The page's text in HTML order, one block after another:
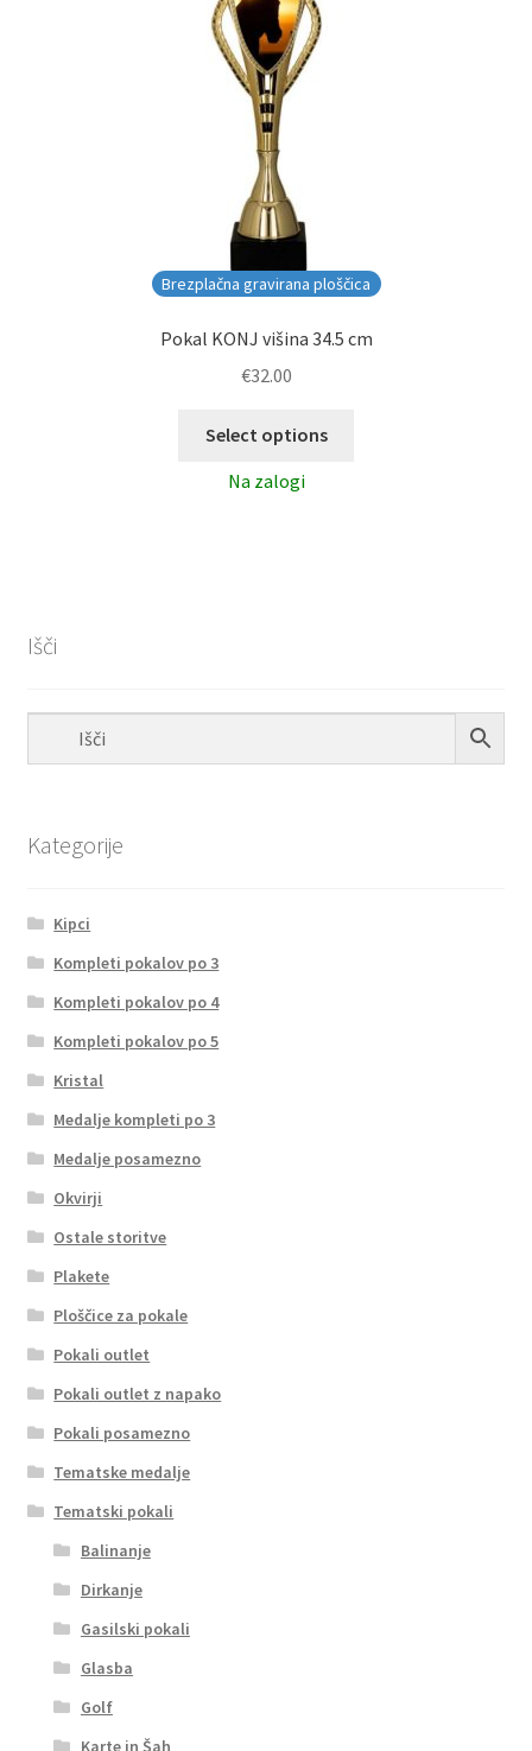
Brezplačna gravirana ploščica
Pokal KONJ višina 34.5 cm
€32.00
Select options
Na zalogi
Išči
Kategorije
Kipci
Kompleti pokalov po 3
Kompleti pokalov po 4
Kompleti pokalov po 5
Kristal
Medalje kompleti po 3
Medalje posamezno
Okvirji
Ostale storitve
Plakete
Ploščice za pokale
Pokali outlet
Pokali outlet z napako
Pokali posamezno
Tematske medalje
Tematski pokali
Balinanje
Dirkanje
Gasilski pokali
Glasba
Golf
Karte in Šah